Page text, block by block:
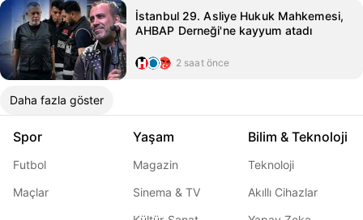
İstanbul 29. Asliye Hukuk Mahkemesi,
AHBAP Derneği'ne kayyum atadı
2 saat önce
Daha fazla göster
Spor
Futbol
Maçlar
Yaşam
Magazin
Sinema & TV
Bilim & Teknoloji
Teknoloji
Akıllı Cihazlar